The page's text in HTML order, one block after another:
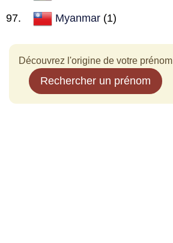
Myanmar (1)
Découvrez l'origine de votre prénom
Rechercher un prénom